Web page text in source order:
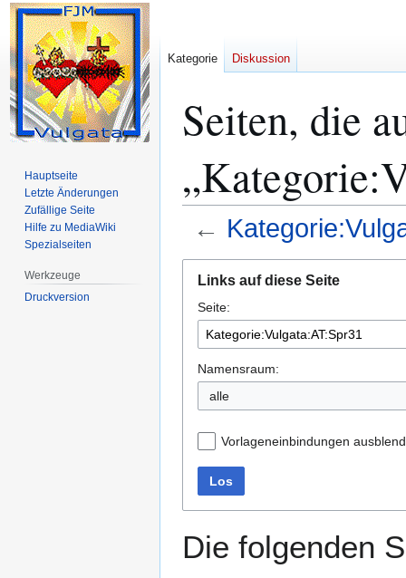
Seiten, die
←
Navigation
springen
Suche
springen
Links auf diese Seite
Seite:
Namensraum:
alle
Vorlageneinbindungen
Los
Die folgenden
Kategorie Diskussion
Hauptseite
Letzte Änderungen
Zufällige Seite
Hilfe zu MediaWiki
Spezialseiten
Werkzeuge
Druckversion